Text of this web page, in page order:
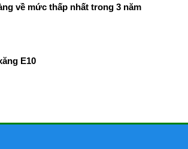
về mức thấp nhất trong 3 năm
E10